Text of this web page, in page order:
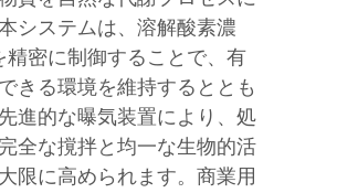
システムは、溶解酸素濃
密に制御することで、有
きる環境を維持するととも
進的な曝気装置により、処
全な撹拌と均一な生物的活
限に高められます。商業用